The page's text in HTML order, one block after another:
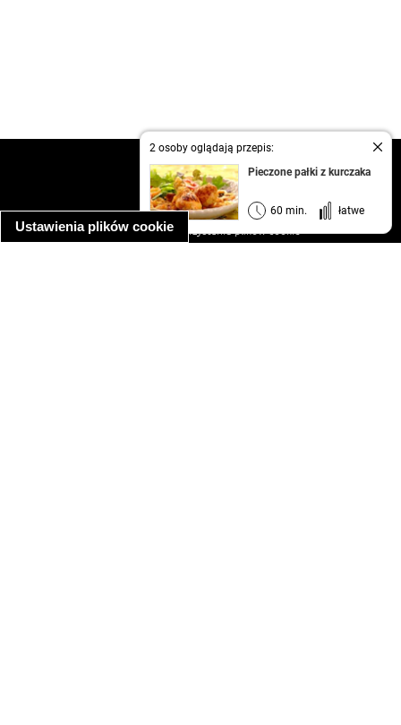
Ustawienia plików cookie
2 osoby oglądają przepis:
Pieczone pałki z kurczaka
60 min. łatwe
kontakt
regulamin
informacja o prywatności
informacja o wykorzystaniu plików cookie